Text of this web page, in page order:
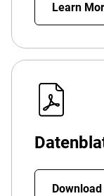
Learn
Download